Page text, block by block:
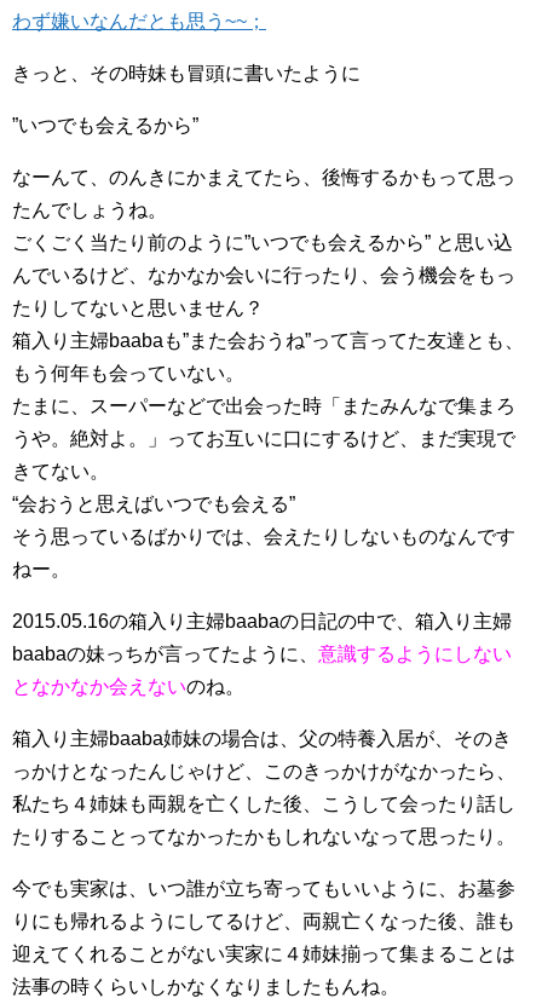
わず嫌いなんだとも思う~~；
きっと、その時妹も冒頭に書いたように
”いつでも会えるから”
なーんて、のんきにかまえてたら、後悔するかもって思っ
たんでしょうね。
ごくごく当たり前のように”いつでも会えるから” と思い込
んでいるけど、なかなか会いに行ったり、会う機会をもっ
たりしてないと思いません？
箱入り主婦baabaも”また会おうね”って言ってた友達とも、
もう何年も会っていない。
たまに、スーパーなどで出会った時「またみんなで集まろ
うや。絶対よ。」ってお互いに口にするけど、まだ実現で
きてない。
“会おうと思えばいつでも会える”
そう思っているばかりでは、会えたりしないものなんです
ねー。
2015.05.16の箱入り主婦baabaの日記の中で、箱入り主婦
baabaの妹っちが言ってたように、 意識するようにしない
となかなか会えないのね。
箱入り主婦baaba姉妹の場合は、父の特養入居が、そのき
っかけとなったんじゃけど、このきっかけがなかったら、
私たち４姉妹も両親を亡くした後、こうして会ったり話し
たりすることってなかったかもしれないなって思ったり。
今でも実家は、いつ誰が立ち寄ってもいいように、お墓参
りにも帰れるようにしてるけど、両親亡くなった後、誰も
迎えてくれることがない実家に４姉妹揃って集まることは
法事の時くらいしかなくなりましたもんね。